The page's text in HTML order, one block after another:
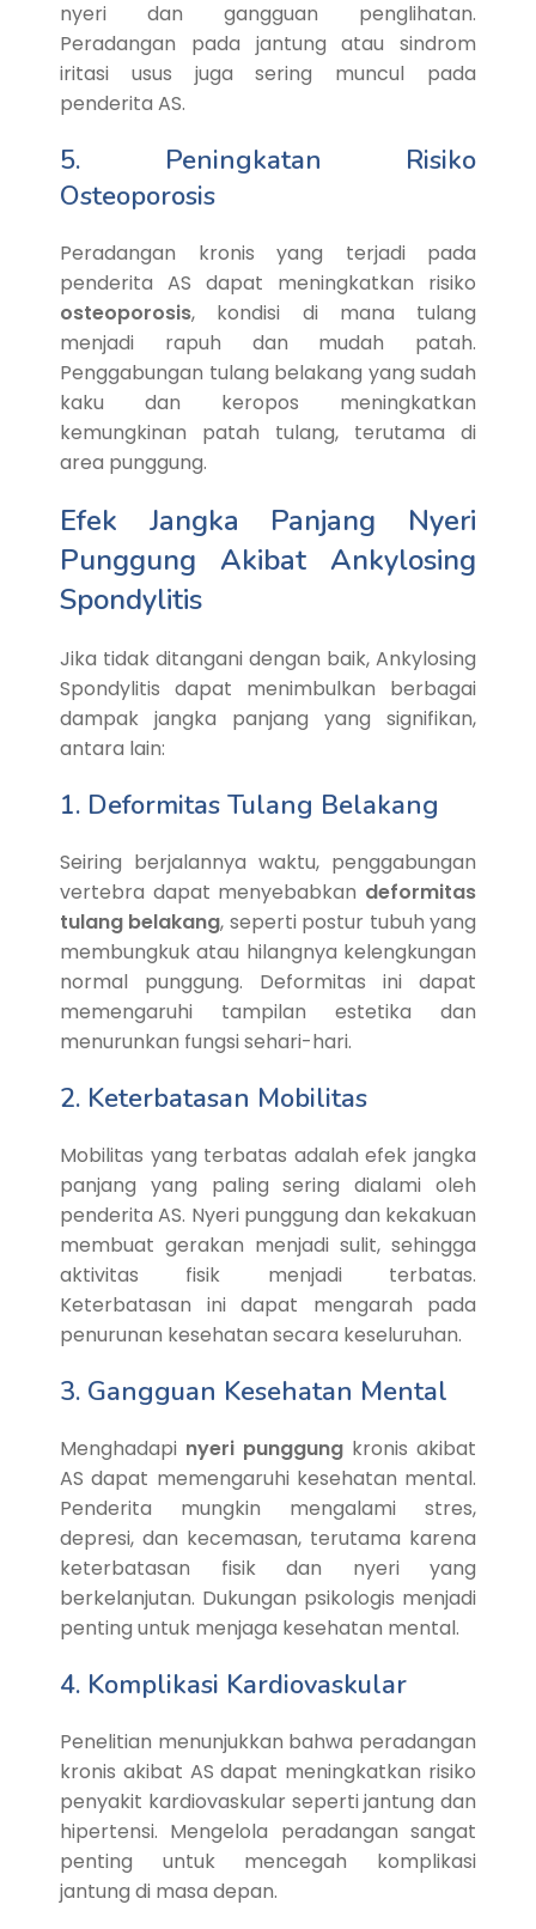
nyeri dan gangguan penglihatan.
Peradangan pada jantung atau sindrom
iritasi usus juga sering muncul pada
penderita AS.
5. Peningkatan Risiko
Osteoporosis
Peradangan kronis yang terjadi pada
penderita AS dapat meningkatkan risiko
osteoporosis, kondisi di mana tulang
menjadi rapuh dan mudah patah.
Penggabungan tulang belakang yang sudah
kaku dan keropos meningkatkan
kemungkinan patah tulang, terutama di
area punggung.
Efek Jangka Panjang Nyeri
Punggung Akibat Ankylosing
Spondylitis
Jika tidak ditangani dengan baik, Ankylosing
Spondylitis dapat menimbulkan berbagai
dampak jangka panjang yang signifikan,
antara lain:
1. Deformitas Tulang Belakang
Seiring berjalannya waktu, penggabungan
vertebra dapat menyebabkan deformitas
tulang belakang, seperti postur tubuh yang
membungkuk atau hilangnya kelengkungan
normal punggung. Deformitas ini dapat
memengaruhi tampilan estetika dan
menurunkan fungsi sehari-hari.
2. Keterbatasan Mobilitas
Mobilitas yang terbatas adalah efek jangka
panjang yang paling sering dialami oleh
penderita AS. Nyeri punggung dan kekakuan
membuat gerakan menjadi sulit, sehingga
aktivitas fisik menjadi terbatas.
Keterbatasan ini dapat mengarah pada
penurunan kesehatan secara keseluruhan.
3. Gangguan Kesehatan Mental
Menghadapi nyeri punggung kronis akibat
AS dapat memengaruhi kesehatan mental.
Penderita mungkin mengalami stres,
depresi, dan kecemasan, terutama karena
keterbatasan fisik dan nyeri yang
berkelanjutan. Dukungan psikologis menjadi
penting untuk menjaga kesehatan mental.
4. Komplikasi Kardiovaskular
Penelitian menunjukkan bahwa peradangan
kronis akibat AS dapat meningkatkan risiko
penyakit kardiovaskular seperti jantung dan
hipertensi. Mengelola peradangan sangat
penting untuk mencegah komplikasi
jantung di masa depan.